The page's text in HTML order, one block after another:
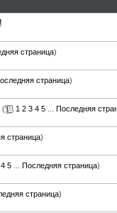
страница)
страница)
( 1 2 3 4 5
Последняя
страница)
4 5 Последняя страница)
страница)